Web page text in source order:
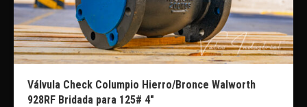
Válvula Check Columpio Hierro/Bronce Walworth
928RF Bridada para 125# 4″